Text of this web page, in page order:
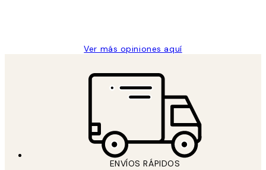
Ver más opiniones aquí
ENVÍOS RÁPIDOS